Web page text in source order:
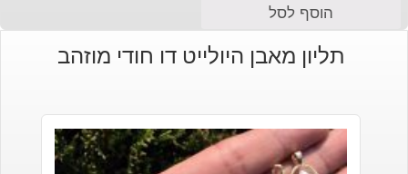
הוסף לסל
תליון מאבן היולייט דו חודי מוזהב